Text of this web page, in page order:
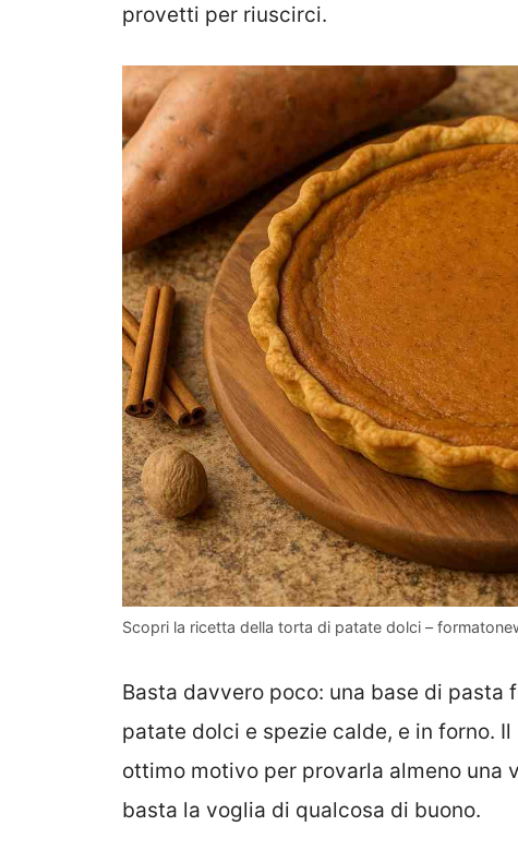
provetti per riuscirci.
Scopri la ricetta della torta di patate dolci –
Basta davvero poco: una base di
patate dolci e spezie calde, e in forno.
ottimo motivo per provarla almeno una
basta la voglia di qualcosa di buono.